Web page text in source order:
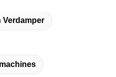
Verdamper